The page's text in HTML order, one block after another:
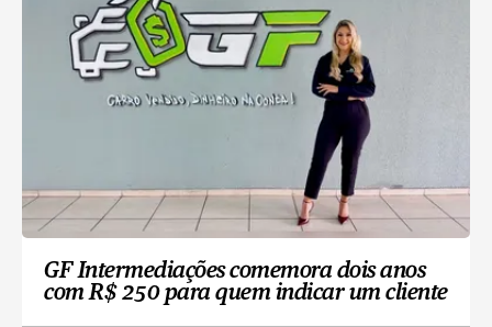
GF Intermediações comemora dois anos
com R$ 250 para quem indicar um cliente